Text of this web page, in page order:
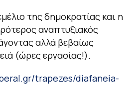
της δημοκρατίας και η
αναπτυξιακός
αλλά βεβαίως
(ώρες εργασίας!).
trapezes/diafaneia-